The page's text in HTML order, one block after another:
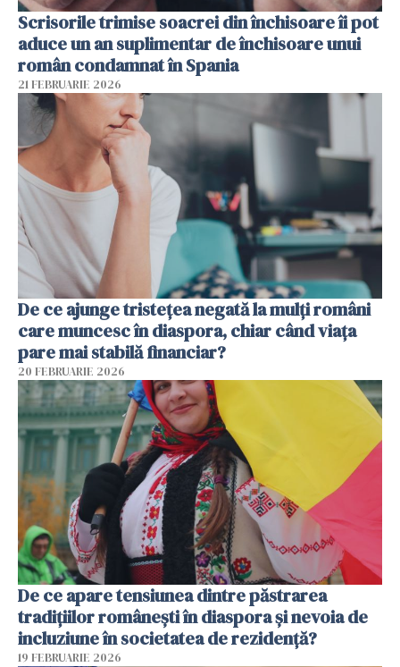
Scrisorile trimise soacrei din închisoare îi pot
aduce un an suplimentar de închisoare unui
român condamnat în Spania
21 FEBRUARIE 2026
De ce ajunge tristețea negată la mulți români
care muncesc în diaspora, chiar când viața
pare mai stabilă financiar?
20 FEBRUARIE 2026
De ce apare tensiunea dintre păstrarea
tradițiilor românești în diaspora și nevoia de
incluziune în societatea de rezidență?
19 FEBRUARIE 2026